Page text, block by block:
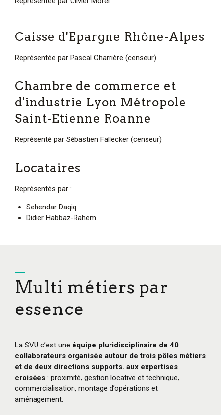
Caisse d'Epargne Rhône-Alpes
Représentée par Pascal Charrière (censeur)
Chambre de commerce et
d'industrie Lyon Métropole
Saint-Etienne Roanne
Représenté par Sébastien Fallecker (censeur)
Locataires
Représentés par :
Sehendar Daqiq
Didier Habbaz-Rahem
Multi métiers par
essence
La SVU c’est une équipe pluridisciplinaire de 40
collaborateurs organisée autour de trois pôles métiers
et de deux directions supports. aux expertises
croisées : proximité, gestion locative et technique,
commercialisation, montage d’opérations et
aménagement.